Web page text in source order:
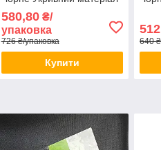
580,80₴/
упаковка
726 ₴/упаковка
Купити
512
640